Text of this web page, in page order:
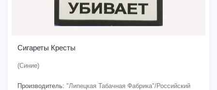
Сигареты Кресты
(Синие)
Производитель: "Липецкая Табачная Фабрика"/Российский